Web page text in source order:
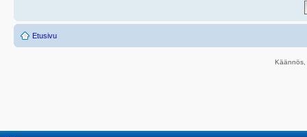
Etusivu